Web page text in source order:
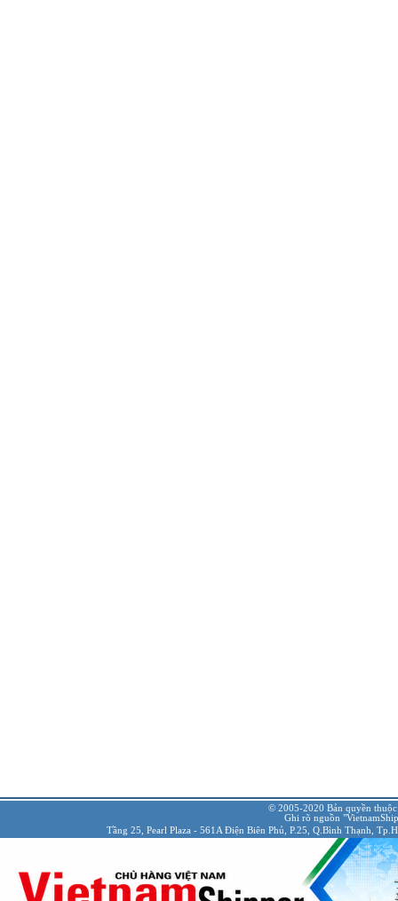
© 2005-2020 Bản quyền
Ghi rõ nguồn
Tầng 25, Pearl Plaza - 561A Điện Biên Phủ, P.25, Q.Bình Thạnh,